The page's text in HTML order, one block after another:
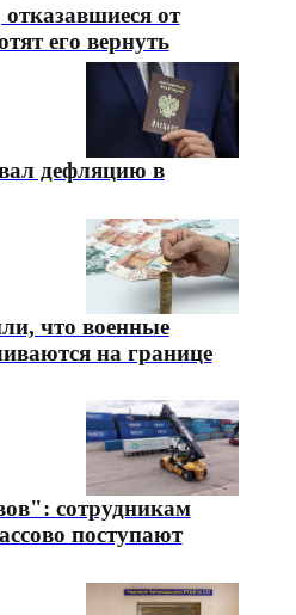
от
его вернуть
дефляцию в
что военные
на границе
сотрудникам
поступают